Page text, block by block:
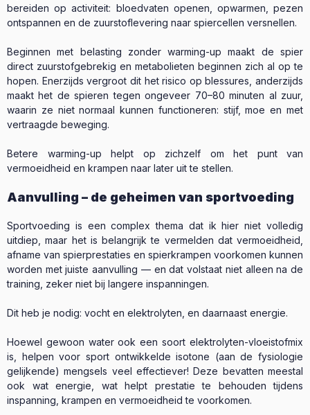
bereiden op activiteit: bloedvaten openen, opwarmen, pezen
ontspannen en de zuurstoflevering naar spiercellen versnellen.
Beginnen met belasting zonder warming-up maakt de spier
direct zuurstofgebrekig en metabolieten beginnen zich al op te
hopen. Enerzijds vergroot dit het risico op blessures, anderzijds
maakt het de spieren tegen ongeveer 70–80 minuten al zuur,
waarin ze niet normaal kunnen functioneren: stijf, moe en met
vertraagde beweging.
Betere warming-up helpt op zichzelf om het punt van
vermoeidheid en krampen naar later uit te stellen.
Aanvulling – de geheimen van sportvoeding
Sportvoeding is een complex thema dat ik hier niet volledig
uitdiep, maar het is belangrijk te vermelden dat vermoeidheid,
afname van spierprestaties en spierkrampen voorkomen kunnen
worden met juiste aanvulling — en dat volstaat niet alleen na de
training, zeker niet bij langere inspanningen.
Dit heb je nodig: vocht en elektrolyten, en daarnaast energie.
Hoewel gewoon water ook een soort elektrolyten-vloeistofmix
is, helpen voor sport ontwikkelde isotone (aan de fysiologie
gelijkende) mengsels veel effectiever! Deze bevatten meestal
ook wat energie, wat helpt prestatie te behouden tijdens
inspanning, krampen en vermoeidheid te voorkomen.